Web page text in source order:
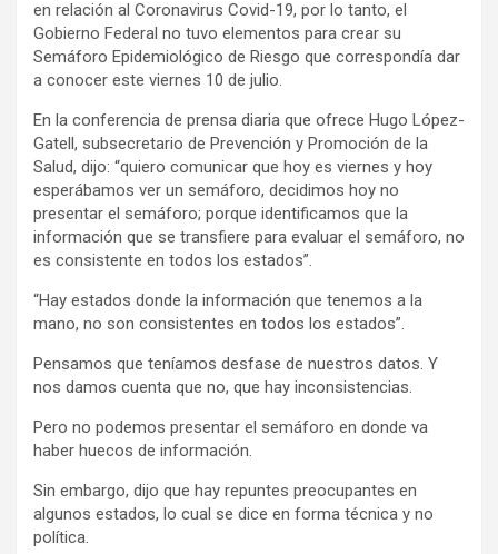
en relación al Coronavirus Covid-19, por lo tanto, el
Gobierno Federal no tuvo elementos para crear su
Semáforo Epidemiológico de Riesgo que correspondía dar
a conocer este viernes 10 de julio.
En la conferencia de prensa diaria que ofrece Hugo López-
Gatell, subsecretario de Prevención y Promoción de la
Salud, dijo: “quiero comunicar que hoy es viernes y hoy
esperábamos ver un semáforo, decidimos hoy no
presentar el semáforo; porque identificamos que la
información que se transfiere para evaluar el semáforo, no
es consistente en todos los estados”.
“Hay estados donde la información que tenemos a la
mano, no son consistentes en todos los estados”.
Pensamos que teníamos desfase de nuestros datos. Y
nos damos cuenta que no, que hay inconsistencias.
Pero no podemos presentar el semáforo en donde va
haber huecos de información.
Sin embargo, dijo que hay repuntes preocupantes en
algunos estados, lo cual se dice en forma técnica y no
política.